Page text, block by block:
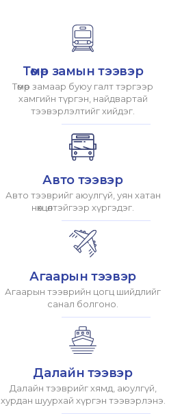
Төмөр замын тээвэр
Төмөр замаар буюу галт тэргээр
хамгийн түргэн, найдвартай
тээвэрлэлтийг хийдэг.
Авто тээвэр
Авто тээврийг аюулгүй, уян хатан
нөхцөлтэйгээр хүргэдэг.
Агаарын тээвэр
Агаарын тээврийн цогц шийдлийг
санал болгоно.
Далайн тээвэр
Далайн тээврийг хямд, аюулгүй,
хурдан шуурхай хүргэн тээвэрлэнэ.